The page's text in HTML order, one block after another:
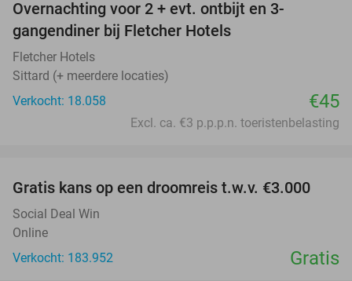
Overnachting voor 2 + evt. ontbijt en 3-
gangendiner bij Fletcher Hotels
Fletcher Hotels
Sittard (+ meerdere locaties)
Verkocht: 18.058
€45
Excl. ca. €3 p.p.p.n. toeristenbelasting
Gratis kans op een droomreis t.w.v. €3.000
Social Deal Win
Online
Verkocht: 183.952
Gratis